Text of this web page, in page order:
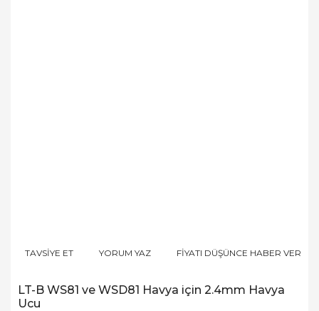
TAVSİYE ET YORUM YAZ FİYATI DÜŞÜNCE HABER VER
LT-B WS81 ve WSD81 Havya için 2.4mm Havya
Ucu